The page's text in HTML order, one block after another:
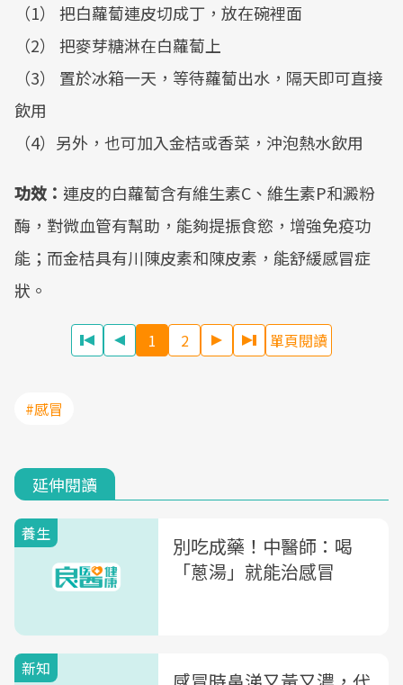
（1） 把白蘿蔔連皮切成丁，放在碗裡面
（2） 把麥芽糖淋在白蘿蔔上
（3） 置於冰箱一天，等待蘿蔔出水，隔天即可直接
飲用
（4）另外，也可加入金桔或香菜，沖泡熱水飲用
功效： 連皮的白蘿蔔含有維生素C、維生素P和澱粉
酶，對微血管有幫助，能夠提振食慾，增強免疫功
能；而金桔具有川陳皮素和陳皮素，能舒緩感冒症
狀。
1 2 單頁閱讀
#感冒
延伸閱讀
養生
別吃成藥！中醫師：喝
「蔥湯」就能治感冒
新知